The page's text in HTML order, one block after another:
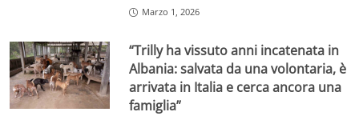
Marzo 1, 2026
“Trilly ha vissuto anni incatenata in
Albania: salvata da una volontaria, è
arrivata in Italia e cerca ancora una
famiglia”